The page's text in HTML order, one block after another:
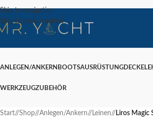
Skip to navigation
Skip to main content
ANLEGEN/ANKERN BOOTSAUSRÜSTUNG DECK
WERKZEUGZUBEHÖR
Start/ Shop/ Anlegen/Ankern/ Leinen/ Liros Magic